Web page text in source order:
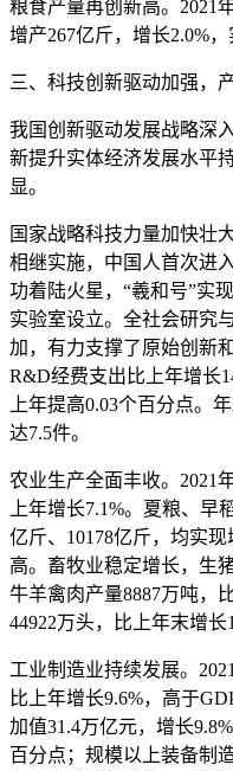
粮食产量再创新高。2021
增产267亿斤，增长2.0%
三、科技创新驱动加强，
我国创新驱动发展战略深
新提升实体经济发展水平
显。
国家战略科技力量加快壮
相继实施，中国人首次进
功着陆火星，“羲和号”实
实验室设立。全社会研究
加，有力支撑了原始创新
R&D经费支出比上年增长
上年提高0.03个百分点。
达7.5件。
农业生产全面丰收。2021
上年增长7.1%。夏粮、早
亿斤、10178亿斤，均实
高。畜牧业稳定增长，生
牛羊禽肉产量8887万吨，
44922万头，比上年末增长
工业制造业持续发展。
比上年增长9.6%，高于
加值31.4万亿元，增长
百分点；规模以上装备制